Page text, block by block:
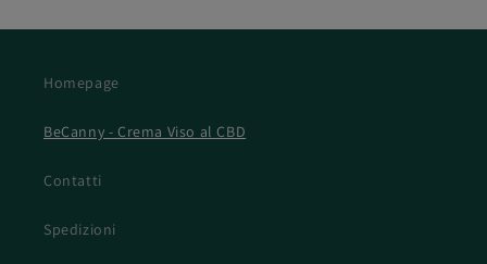
Homepage
BeCanny - Crema Viso al CBD
Contatti
Spedizioni